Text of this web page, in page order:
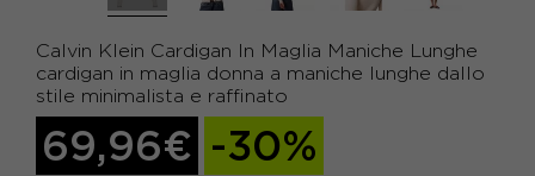
Calvin Klein Cardigan In Maglia Maniche Lunghe
cardigan in maglia donna a maniche lunghe dallo
stile minimalista e raffinato
69,96€ -30%